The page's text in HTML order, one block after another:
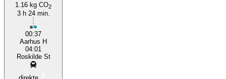
1.16 kg CO2
3 h 24 min.
00:37
Aarhus H
04:01
Roskilde St